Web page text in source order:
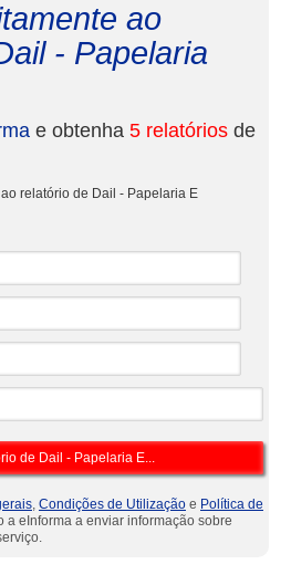
ao
- Papelaria
e obtenha 5 relatórios de
relatório de Dail - Papelaria E
, Condições de Utilização e Política de
a eInforma a enviar informação sobre